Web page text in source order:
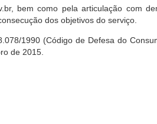
bem como pela articulação com
dos objetivos do serviço.
1990 (Código de Defesa do
de 2015.